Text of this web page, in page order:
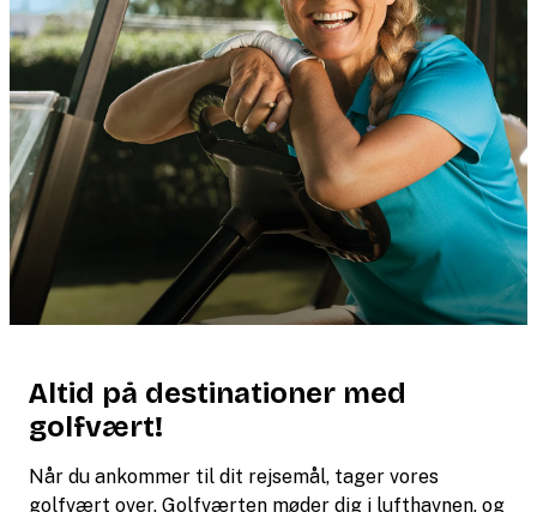
Altid på destinationer med
golfvært!
Når du ankommer til dit rejsemål, tager vores
golfvært over. Golfværten møder dig i lufthavnen, og